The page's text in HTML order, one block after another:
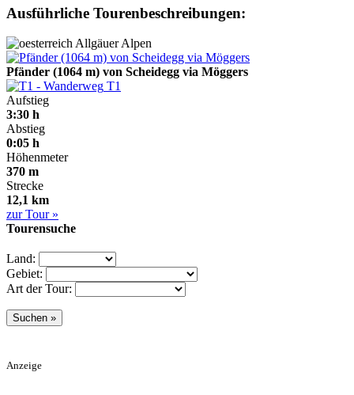
Ausführliche Tourenbeschreibungen:
Allgäuer Alpen
Pfänder (1064 m) von Scheidegg via Möggers
T1
Aufstieg
3:30 h
Abstieg
0:05 h
Höhenmeter
370 m
Strecke
12,1 km
zur Tour »
Tourensuche
Land:
Gebiet:
Art der Tour:
Anzeige